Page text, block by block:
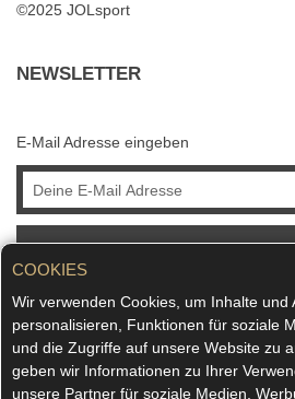
COOKIES
Wir verwenden Cookies, um Inhalte und
personalisieren, Funktionen für soziale
und die Zugriffe auf unsere Website zu
geben wir Informationen zu Ihrer
unsere Partner für soziale Medien,
©2025 JOLsport
NEWSLETTER
E-Mail Adresse eingeben